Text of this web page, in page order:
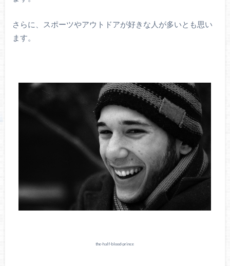
さらに、スポーツやアウトドアが好きな人が多いとも思い
ます。
the-half-blood-prince